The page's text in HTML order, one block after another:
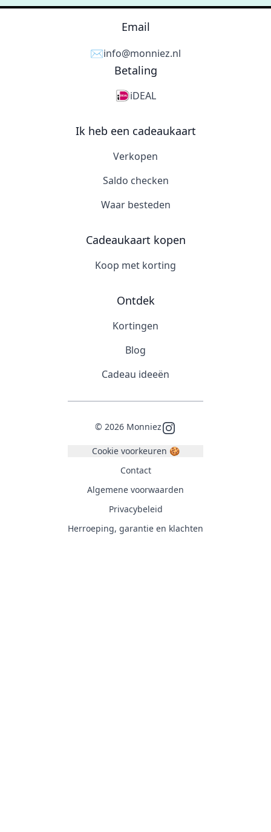
Email
✉️info@monniez.nl
Betaling
iDEAL
Ik heb een cadeaukaart
Verkopen
Saldo checken
Waar besteden
Cadeaukaart kopen
Koop met korting
Ontdek
Kortingen
Blog
Cadeau ideeën
© 2026 MonniezInstagram
Cookie voorkeuren 🍪
Contact
Algemene voorwaarden
Privacybeleid
Herroeping, garantie en klachten